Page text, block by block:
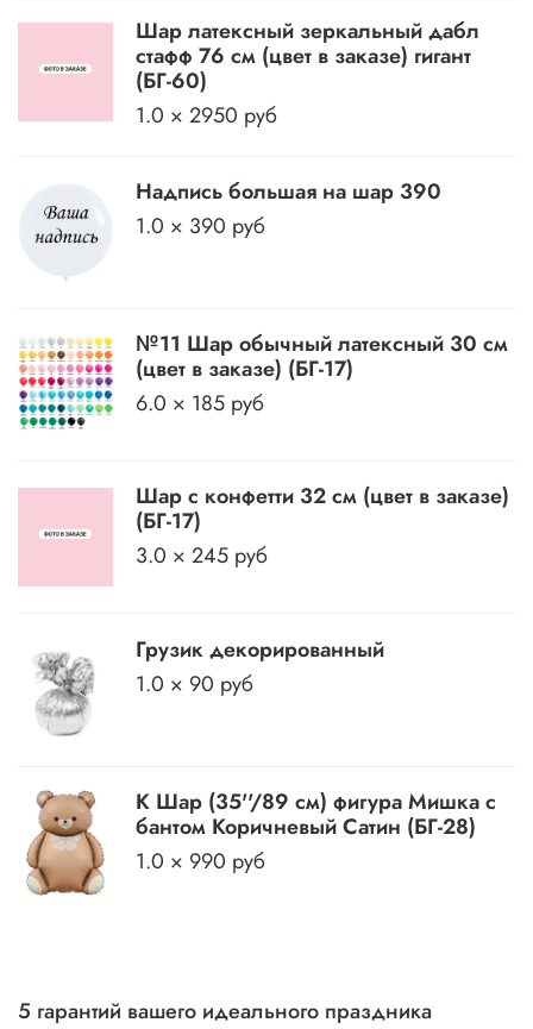
Шар латексный зеркальный дабл
стафф 76 см (цвет в заказе) гигант
(БГ-60)
1.0 × 2950 руб
Надпись большая на шар 390
1.0 × 390 руб
№11 Шар обычный латексный 30 см
(цвет в заказе) (БГ-17)
6.0 × 185 руб
Шар с конфетти 32 см (цвет в заказе)
(БГ-17)
3.0 × 245 руб
Грузик декорированный
1.0 × 90 руб
К Шар (35''/89 см) фигура Мишка с
бантом Коричневый Сатин (БГ-28)
1.0 × 990 руб
5 гарантий вашего идеального праздника